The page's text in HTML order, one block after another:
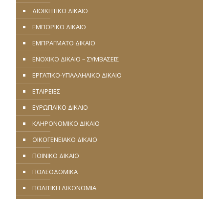
ΔΙΟΙΚΗΤΙΚΟ ΔΙΚΑΙΟ
ΕΜΠΟΡΙΚΟ ΔΙΚΑΙΟ
ΕΜΠΡΑΓΜΑΤΟ ΔΙΚΑΙΟ
ΕΝΟΧΙΚΟ ΔΙΚΑΙΟ – ΣΥΜΒΑΣΕΙΣ
ΕΡΓΑΤΙΚΟ-ΥΠΑΛΛΗΛΙΚΟ ΔΙΚΑΙΟ
ΕΤΑΙΡΕΙΕΣ
ΕΥΡΩΠΑΪΚΟ ΔΙΚΑΙΟ
ΚΛΗΡΟΝΟΜΙΚΟ ΔΙΚΑΙΟ
ΟΙΚΟΓΕΝΕΙΑΚΟ ΔΙΚΑΙΟ
ΠΟΙΝΙΚΟ ΔΙΚΑΙΟ
ΠΟΛΕΟΔΟΜΙΚΑ
ΠΟΛΙΤΙΚΗ ΔΙΚΟΝΟΜΙΑ